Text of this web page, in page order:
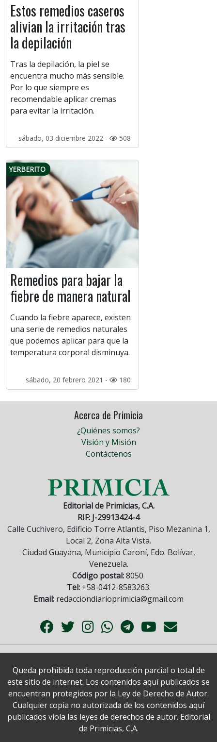
Estos remedios caseros
alivian la irritación tras
la depilación
Tras la depilación, la piel se
encuentra mucho más sensible.
Por lo que siempre es
recomendable aplicar cremas
para evitar la irritación.
sábado, 03 diciembre 2022 - 508
YERBERITO
Remedios para bajar la
fiebre de manera natural
Cuando la fiebre aparece, existen
una serie de remedios naturales
que podemos aplicar para que la
temperatura corporal disminuya.
sábado, 20 febrero 2021 - 180
Acerca de Primicia
¿Quiénes somos?
Visión y Misión
Contáctenos
Editorial de Primicias, C.A.
RIF: J-29913424-4
Calle Cuchivero, Edificio Torre Atlantis, Piso Mezanina 1,
Local 2, Zona Alta Vista.
Ciudad Guayana, Municipio Caroní, Edo. Bolívar,
Venezuela.
Código postal:8050.
Tel:+58-0412-8583263.
Email: redacciondiarioprimicia@gmail.com
Queda prohibida toda reproducción parcial o total de
este sitio de internet. Los contenidos aquí publicados se
encuentran protegidos por la Ley de Derecho de Autor.
Cualquier copia no autorizada de los contenidos aquí
publicados viola las leyes de derechos de autor. Editorial
de Primicias, C.A.